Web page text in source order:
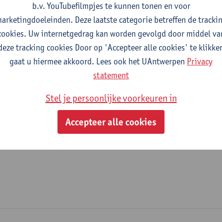
Antwerp School of Education - Faculteit Sociale
Statuut & functies
Bijzonder academisch personeel
onbezoldigd medewerker
b.v. YouTubefilmpjes te kunnen tonen en voor
Deze laatste categorie betreffen de
Uw internetgedrag kan worden gevolgd door middel
tracking cookies Door op 'Accepteer alle cookies' te
gaat u hiermee akkoord. Lees ook het UAntwerpen Privacy
statement
Stel je persoonlijke voorkeuren in
Accepteer alle cookies